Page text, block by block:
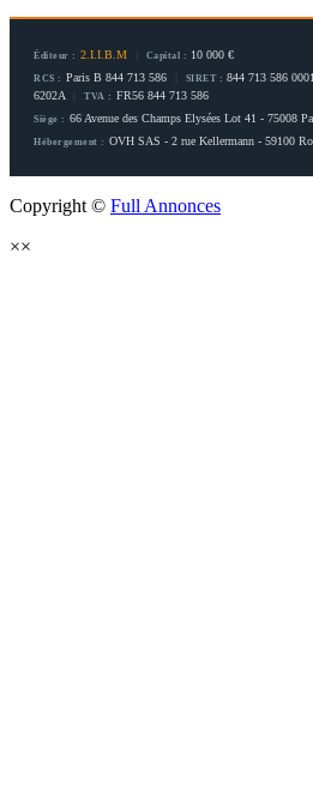
Éditeur : 2.I.I.B.M Capital : 10 000 €
RCS : Paris B 844 713 586 SIRET : 844 713 586
6202A TVA : FR56 844 713 586
Siège : 66 Avenue des Champs Elysées Lot 41 - 75008
Hébergement : OVH SAS - 2 rue Kellermann - 59100
Copyright © Full Annonces
××